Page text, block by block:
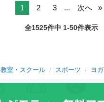
1 2 3 ... 次へ
全1525件中 1-50件表示
教室・スクール スポーツ ヨガ